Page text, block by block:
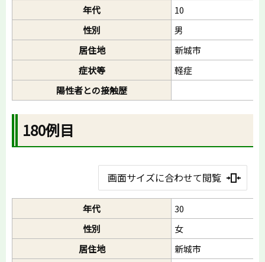
年代
10
性別
男
居住地
新城市
症状等
軽症
陽性者との接触歴
180例目
画面サイズに合わせて閲覧
年代
30
性別
女
居住地
新城市